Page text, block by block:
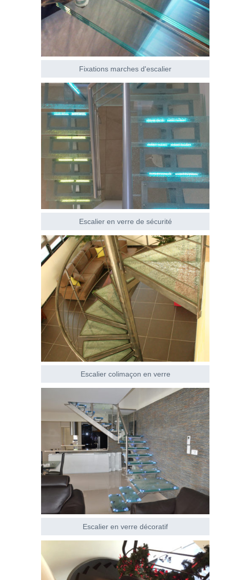
Fixations marches d'escalier
Escalier en verre de sécurité
Escalier colimaçon en verre
Escalier en verre décoratif